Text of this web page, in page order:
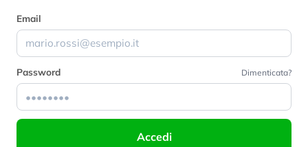
Email
Password Dimenticata?
Accedi